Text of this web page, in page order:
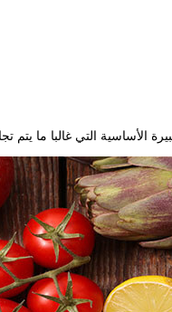
الأساسية التي غالبا ما